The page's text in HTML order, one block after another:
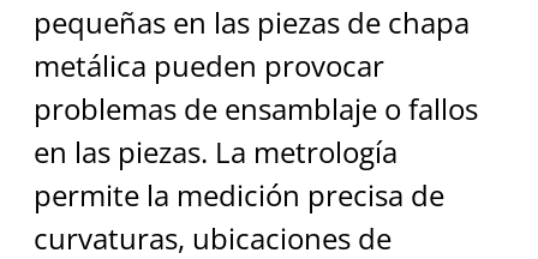
pequeñas en las piezas de chapa
metálica pueden provocar
problemas de ensamblaje o fallos
en las piezas. La metrología
permite la medición precisa de
curvaturas, ubicaciones de